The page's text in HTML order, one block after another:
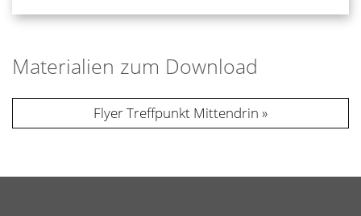
Materialien zum Download
Flyer Treffpunkt Mittendrin